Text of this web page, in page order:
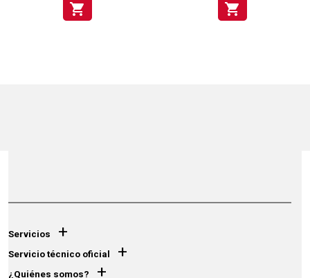
shopping_cart shopping_cart
Servicios +
Servicio técnico oficial +
¿Quiénes somos? +